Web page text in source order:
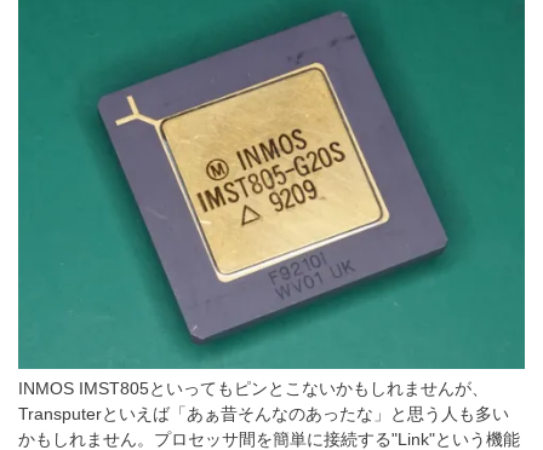
INMOS IMST805といってもピンとこないかもしれませんが、
Transputerといえば「あぁ昔そんなのあったな」と思う人も多い
かもしれません。プロセッサ間を簡単に接続する"Link"という機能